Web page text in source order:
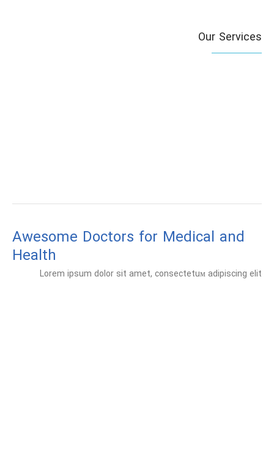
Our Services
Awesome Doctors for Medical and
Health
Lorem ipsum dolor sit amet, consectetuм adipiscing elit